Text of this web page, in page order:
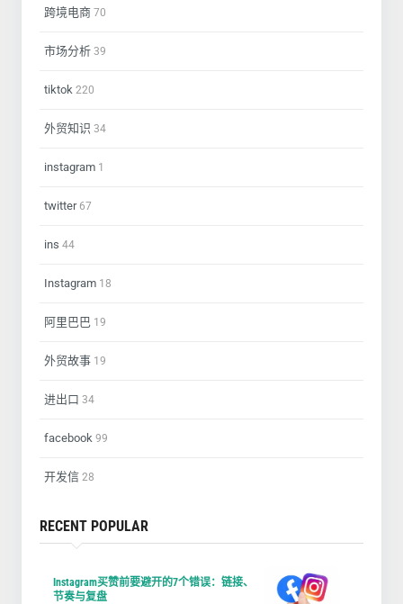
跨境电商 70
市场分析 39
tiktok 220
外贸知识 34
instagram 1
twitter67
ins 44
Instagram 18
阿里巴巴 19
外贸故事 19
进出口 34
facebook 99
开发信 28
RECENT POPULAR
Instagram买赞前要避开的7个错误：链接、
节奏与复盘